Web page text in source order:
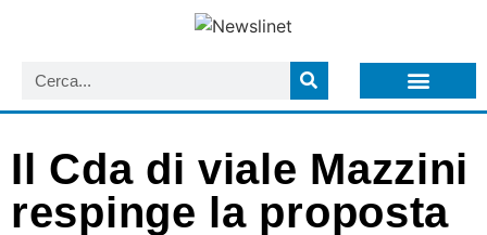
Il Cda di viale Mazzini
respinge la proposta